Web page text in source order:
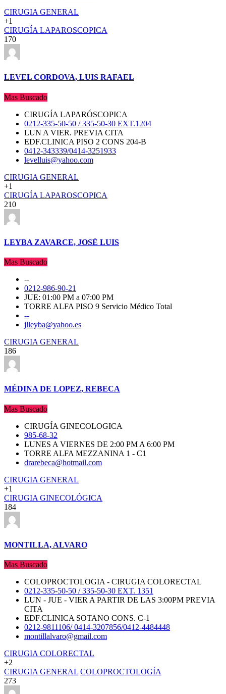
CIRUGIA GENERAL
+1
CIRUGÍA LAPAROSCOPICA
170
LEVEL CORDOVA, LUIS RAFAEL
Mas Buscado
CIRUGÍA LAPARÓSCOPICA
0212-335-50-50 / 335-50-30 EXT.1204
LUN A VIER. PREVIA CITA
EDF.CLINICA PISO 2 CONS 204-B
0412-343339/0414-3251933
levelluis@yahoo.com
CIRUGIA GENERAL
+1
CIRUGÍA LAPAROSCOPICA
210
LEYBA ZAVARCE, JOSÉ LUIS
Mas Buscado
--
0212-986-90-21
JUE: 01:00 PM a 07:00 PM
TORRE ALFA PISO 9 Servicio Médico Total
--
jlleyba@yahoo.es
CIRUGIA GENERAL
186
MÉDINA DE LOPEZ, REBECA
Mas Buscado
CIRUGÍA GINECOLOGICA
985-68-32
LUNES A VIERNES DE 2:00 PM A 6:00 PM
TORRE ALFA MEZZANINA 1 - C1
drarebeca@hotmail.com
CIRUGIA GENERAL
+1
CIRUGIA GINECOLÓGICA
184
MONTILLA, ALVARO
Mas Buscado
COLOPROCTOLOGIA - CIRUGIA COLORECTAL
0212-335-50-50 / 335-50-30 EXT. 1351
LUN - JUE - VIER A PARTIR DE LAS 3:00PM PREVIA
CITA
EDF.CLINICA SOTANO CONS. C-1
0212-9811106/ 0414-3207856/0412-4484448
montillalvaro@gmail.com
CIRUGIA COLORECTAL
+2
CIRUGIA GENERAL COLOPROCTOLOGÍA
273